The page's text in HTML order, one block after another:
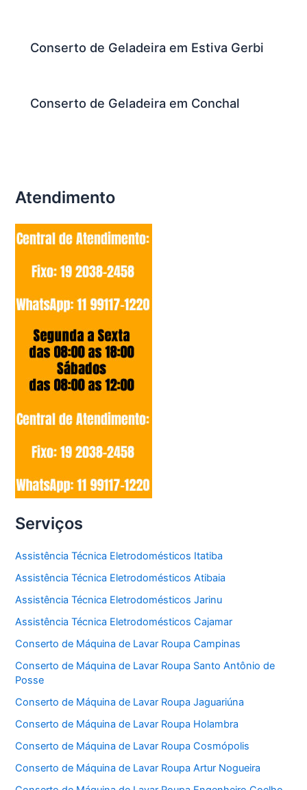
Conserto de Geladeira em Estiva Gerbi
Conserto de Geladeira em Conchal
Atendimento
Serviços
Assistência Técnica Eletrodomésticos Itatiba
Assistência Técnica Eletrodomésticos Atibaia
Assistência Técnica Eletrodomésticos Jarinu
Assistência Técnica Eletrodomésticos Cajamar
Conserto de Máquina de Lavar Roupa Campinas
Conserto de Máquina de Lavar Roupa Santo Antônio de
Posse
Conserto de Máquina de Lavar Roupa Jaguariúna
Conserto de Máquina de Lavar Roupa Holambra
Conserto de Máquina de Lavar Roupa Cosmópolis
Conserto de Máquina de Lavar Roupa Artur Nogueira